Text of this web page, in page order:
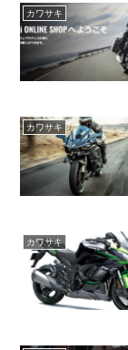
カワサキ
カワサキ
カワサキ